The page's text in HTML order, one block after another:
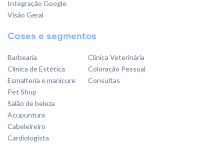
Integração Google
Visão Geral
Cases e segmentos
Barbearia
Clínica de Estética
Esmalteria e manicure
Pet Shop
Salão de beleza
Acupuntura
Cabeleireiro
Cardiologista
Clínica Veterinária
Coloração Pessoal
Consultas